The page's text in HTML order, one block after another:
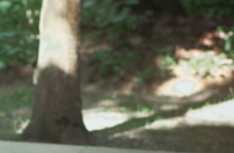
01:44
01:27
01:34